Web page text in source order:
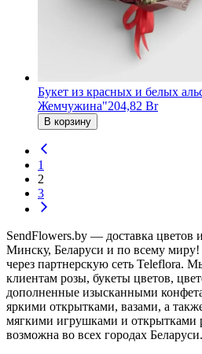
Букет из красных и белых
Жемчужина"204,82 Br
В корзину
1
2
3
SendFlowers.by — доставка цветов
Минску, Беларуси и по всему
через партнерскую сеть Teleflora.
клиентам розы, букеты цветов,
дополненные изысканными
яркими открытками, вазами, а
мягкими игрушками и открытками
возможна во всех городах Беларуси.